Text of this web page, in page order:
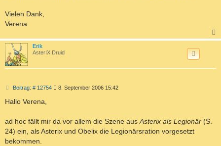
Vielen Dank,
Verena
a
Erik
AsterIX Druid
Beitrag: # 12754B
a
g
8. September 2006 15:42
Hallo Verena,
ad hoc fällt mir da vor allem die Szene aus Asterix als Legionär (S.
24) ein, als Asterix und Obelix die Legionärsration vorgesetzt
bekommen.